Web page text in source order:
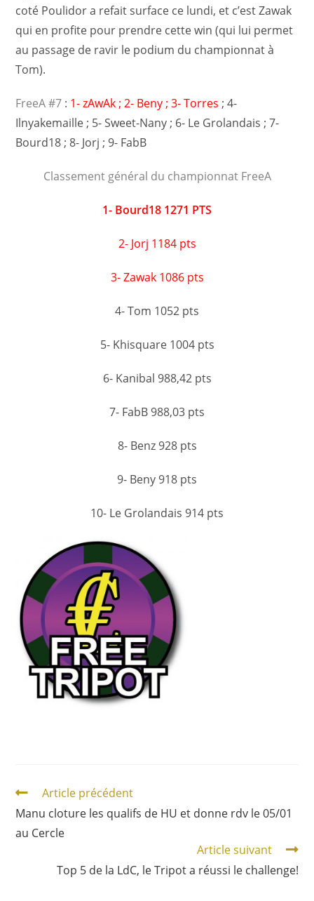
coté Poulidor a refait surface ce lundi, et c’est Zawak
qui en profite pour prendre cette win (qui lui permet
au passage de ravir le podium du championnat à
Tom).
FreeA #7 : 1- zAwAk ; 2- Beny ; 3- Torres ; 4-
Ilnyakemaille ; 5- Sweet-Nany ; 6- Le Grolandais ; 7-
Bourd18 ; 8- Jorj ; 9- FabB
Classement général du championnat FreeA
1- Bourd18 1271 PTS
2- Jorj 1184 pts
3- Zawak 1086 pts
4- Tom 1052 pts
5- Khisquare 1004 pts
6- Kanibal 988,42 pts
7- FabB 988,03 pts
8- Benz 928 pts
9- Beny 918 pts
10- Le Grolandais 914 pts
Article précédent
Manu cloture les qualifs de HU et donne rdv le 05/01
au Cercle
Article suivant
Top 5 de la LdC, le Tripot a réussi le challenge!